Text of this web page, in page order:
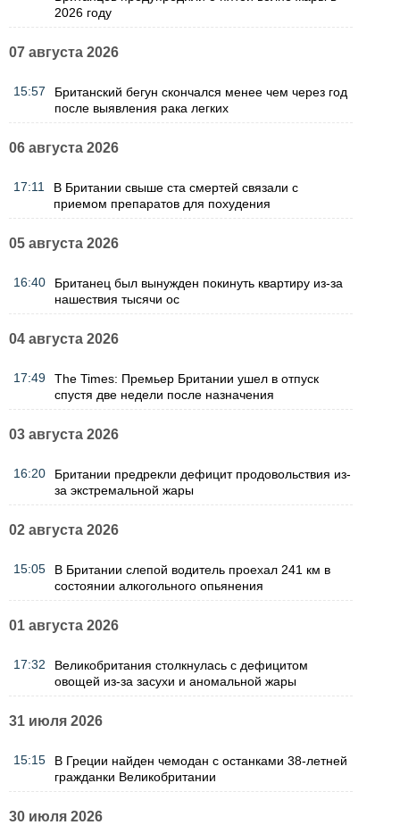
2026 году
07 августа 2026
15:57
Британский бегун скончался менее чем через год
после выявления рака легких
06 августа 2026
17:11
В Британии свыше ста смертей связали с
приемом препаратов для похудения
05 августа 2026
16:40
Британец был вынужден покинуть квартиру из-за
нашествия тысячи ос
04 августа 2026
17:49
The Times: Премьер Британии ушел в отпуск
спустя две недели после назначения
03 августа 2026
16:20
Британии предрекли дефицит продовольствия из-
за экстремальной жары
02 августа 2026
15:05
В Британии слепой водитель проехал 241 км в
состоянии алкогольного опьянения
01 августа 2026
17:32
Великобритания столкнулась с дефицитом
овощей из-за засухи и аномальной жары
31 июля 2026
15:15
В Греции найден чемодан с останками 38-летней
гражданки Великобритании
30 июля 2026